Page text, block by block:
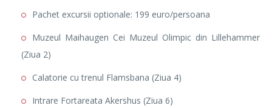
Pachet excursii optionale: 199 euro/persoana
Muzeul Maihaugen Cei Muzeul Olimpic din Lillehammer
(Ziua 2)
Calatorie cu trenul Flamsbana (Ziua 4)
Intrare Fortareata Akershus (Ziua 6)